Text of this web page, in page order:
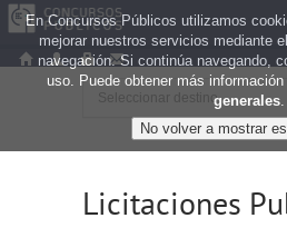
Licitaciones
En Concursos Públicos utilizamos
mejorar nuestros servicios mediante
navegación. Si continúa navegando,
uso. Puede obtener más
generales.